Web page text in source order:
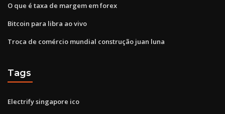
O que é taxa de margem em forex
Bitcoin para libra ao vivo
Troca de comércio mundial construção juan luna
Tags
Electrify singapore ico